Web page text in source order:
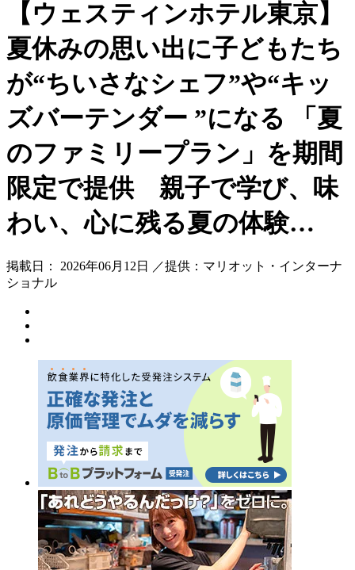
【ウェスティンホテル東京】
夏休みの思い出に子どもたち
が“ちいさなシェフ”や“キッ
ズバーテンダー ”になる 「夏
のファミリープラン」を期間
限定で提供 親子で学び、味
わい、心に残る夏の体験…
掲載日： 2026年06月12日 ／提供：マリオット・インターナ
ショナル